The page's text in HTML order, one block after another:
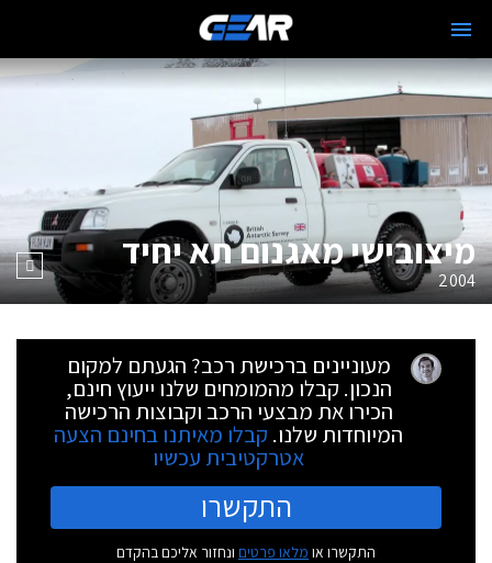
מיצובישי מאגנום תא יחיד
2004
מעוניינים ברכישת רכב? הגעתם למקום
הנכון. קבלו מהמומחים שלנו ייעוץ חינם,
הכירו את מבצעי הרכב וקבוצות הרכישה
המיוחדות שלנו. קבלו מאיתנו בחינם הצעה
אטרקטיבית עכשיו
התקשרו
התקשרו או מלאו פרטים ונחזור אליכם בהקדם